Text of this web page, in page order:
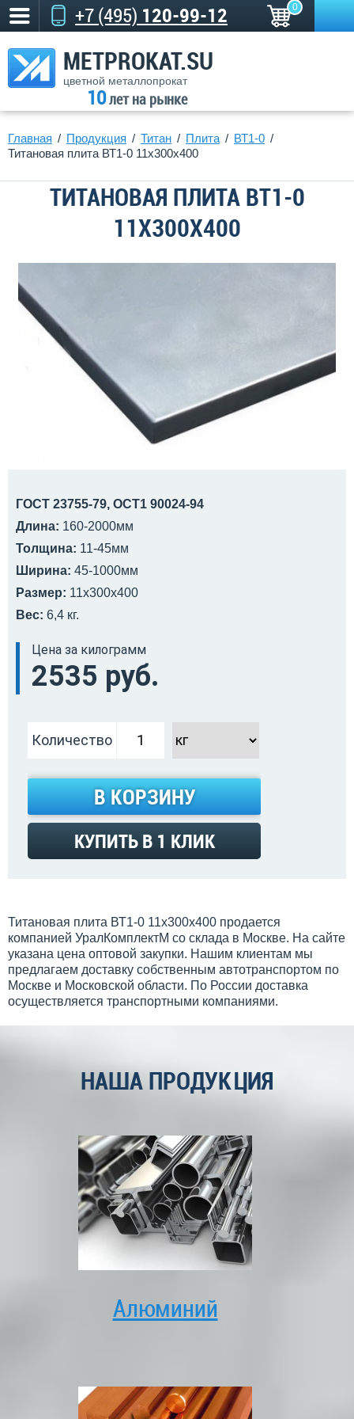
+7 (495) 120-99-12 0
METPROKAT.SU
цветной металлопрокат
10лет на рынке
Главная Продукция Титан Плита
ВТ1-0
Титановая плита ВТ1-0 11х300х400
ТИТАНОВАЯ ПЛИТА ВТ1-0
11Х300Х400
ГОСТ 23755-79, ОСТ1 90024-94
Длина: 160-2000мм
Толщина: 11-45мм
Ширина: 45-1000мм
Размер: 11х300х400
Вес: 6,4 кг.
Цена за килограмм
2535 руб.
Количество
В КОРЗИНУ
КУПИТЬ В 1 КЛИК
Титановая плита ВТ1-0 11х300х400 продается
компанией УралКомплектМ со склада в Москве. На сайте
указана цена оптовой закупки. Нашим клиентам мы
предлагаем доставку собственным автотранспортом по
Москве и Московской области. По России доставка
осуществляется транспортными компаниями.
НАША ПРОДУКЦИЯ
Алюминий